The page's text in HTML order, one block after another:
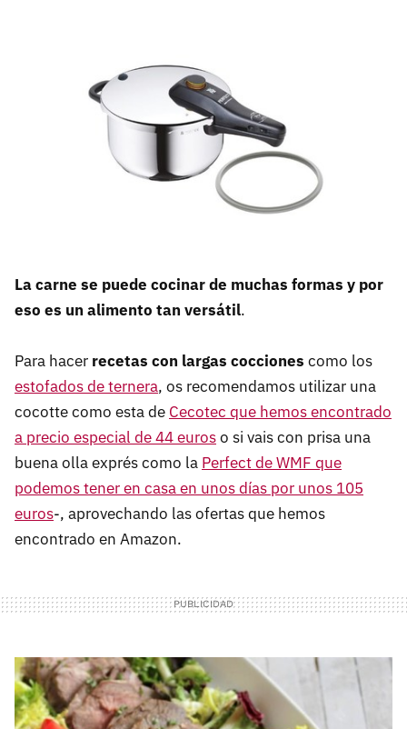
La carne se puede cocinar de muchas formas y por
eso es un alimento tan versátil.
Para hacer recetas con largas cocciones como los
estofados de ternera, os recomendamos utilizar una
cocotte como esta de Cecotec que hemos encontrado
a precio especial de 44 euroso si vais con prisa una
buena olla exprés como la Perfect de WMF que
podemos tener en casa en unos días por unos 105
euros-, aprovechando las ofertas que hemos
encontrado en Amazon.